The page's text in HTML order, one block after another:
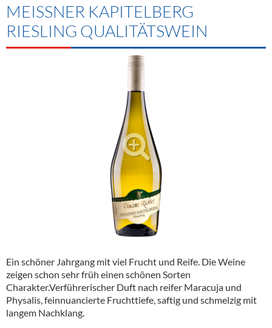
Neuigkeiten
Termine
Spirituosen
Bier
Hygieneartikel & Desinfektion
Fremddienstleistungen
MEISSNER KAPITELBERG R
IESLING QUALITÄTSWEIN
Ein schöner Jahrgang mit viel Frucht und Reife. Die Weine
zeigen schon sehr früh einen schönen Sorten
Charakter.Verführerischer Duft nach reifer Maracuja und
Physalis, feinnuancierte Fruchttiefe, saftig und schmelzig mit
langem Nachklang.